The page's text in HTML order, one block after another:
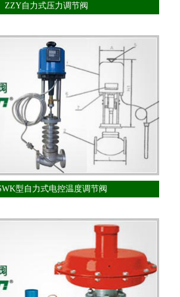
ZZY自力式压力调节阀
型自力式电控温度调节阀